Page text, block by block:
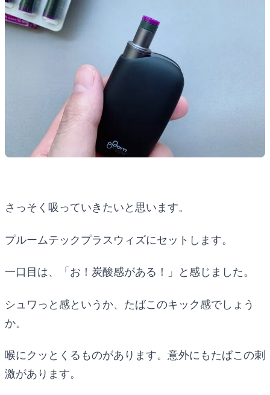
さっそく吸っていきたいと思います。
プルームテックプラスウィズにセットします。
一口目は、「お！炭酸感がある！」と感じました。
シュワっと感というか、たばこのキック感でしょう
か。
喉にクッとくるものがあります。意外にもたばこの刺
激があります。